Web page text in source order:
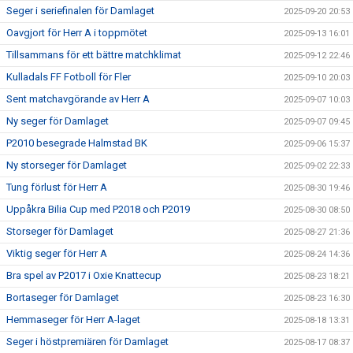
Seger i seriefinalen för Damlaget 2025-09-20 20:53
Oavgjort för Herr A i toppmötet 2025-09-13 16:01
Tillsammans för ett bättre matchklimat 2025-09-12 22:46
Kulladals FF Fotboll för Fler 2025-09-10 20:03
Sent matchavgörande av Herr A 2025-09-07 10:03
Ny seger för Damlaget 2025-09-07 09:45
P2010 besegrade Halmstad BK 2025-09-06 15:37
Ny storseger för Damlaget 2025-09-02 22:33
Tung förlust för Herr A 2025-08-30 19:46
Uppåkra Bilia Cup med P2018 och P2019 2025-08-30 08:50
Storseger för Damlaget 2025-08-27 21:36
Viktig seger för Herr A 2025-08-24 14:36
Bra spel av P2017 i Oxie Knattecup 2025-08-23 18:21
Bortaseger för Damlaget 2025-08-23 16:30
Hemmaseger för Herr A-laget 2025-08-18 13:31
Seger i höstpremiären för Damlaget 2025-08-17 08:37